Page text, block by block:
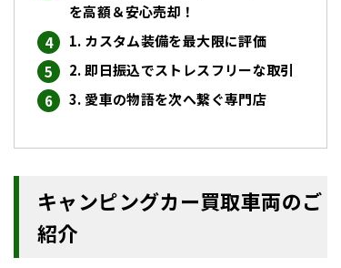
を高額＆安心売却！
1. カスタム装備を最大限に評価
2. 即日振込でストレスフリーな取引
3. 愛車の物語を次へ繋ぐ専門店
キャンピングカー買取車両のご
紹介